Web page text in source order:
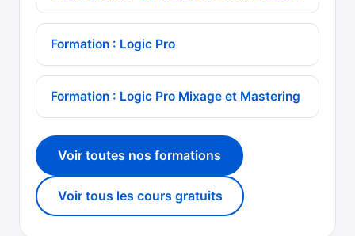
Formation : Logic Pro
Formation : Logic Pro Mixage et Mastering
Voir toutes nos formations
Voir tous les cours gratuits